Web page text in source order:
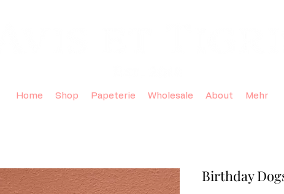
Home Shop Papeterie Wholesale About Mehr
Birthday